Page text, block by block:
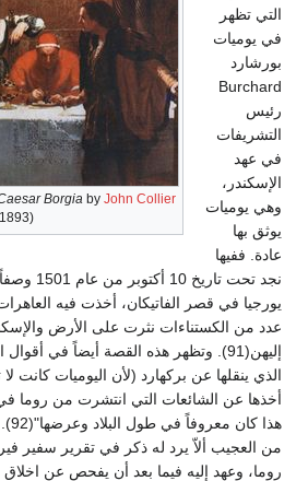
Borgia by John Collier
التي تظهر
في يوميات
بورشارد
Burchard
رئيس
التشريفات
في عهد
الإسكندر،
وهي يوميات
يوثق بها
عادة. ففيها
نجد تحت
يورجيا في قصر الفاتيكان، أخذت فيه
عدد من الكستناءات نثرت على الأرض
إليهن(91). وتظهر هذه القصة أيضاً في
الذي ينقلها عن بركهارد (لأن اليوميات كانت
أخذها عن الشائعات التي انتشرت من روما في
من العجيب ألاّ يرد له ذكر في تقرير سفير
روما، وعهد إليه فيما بعد أن يفحص عن اخلاق